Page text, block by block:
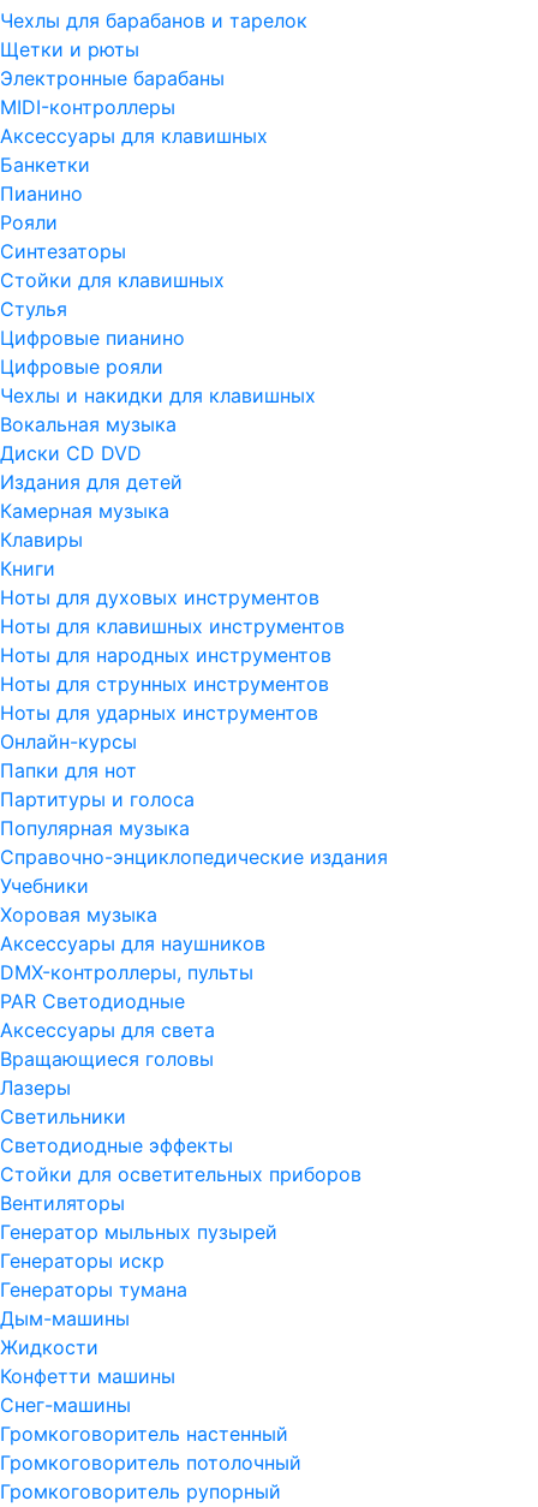
Чехлы для барабанов и тарелок
Щетки и рюты
Электронные барабаны
MIDI-контроллеры
Аксессуары для клавишных
Банкетки
Пианино
Рояли
Синтезаторы
Стойки для клавишных
Стулья
Цифровые пианино
Цифровые рояли
Чехлы и накидки для клавишных
Вокальная музыка
Диски CD DVD
Издания для детей
Камерная музыка
Клавиры
Книги
Ноты для духовых инструментов
Ноты для клавишных инструментов
Ноты для народных инструментов
Ноты для струнных инструментов
Ноты для ударных инструментов
Онлайн-курсы
Папки для нот
Партитуры и голоса
Популярная музыка
Справочно-энциклопедические издания
Учебники
Хоровая музыка
Аксессуары для наушников
DMX-контроллеры, пульты
PAR Светодиодные
Аксессуары для света
Вращающиеся головы
Лазеры
Светильники
Светодиодные эффекты
Стойки для осветительных приборов
Вентиляторы
Генератор мыльных пузырей
Генераторы искр
Генераторы тумана
Дым-машины
Жидкости
Конфетти машины
Снег-машины
Громкоговоритель настенный
Громкоговоритель потолочный
Громкоговоритель рупорный